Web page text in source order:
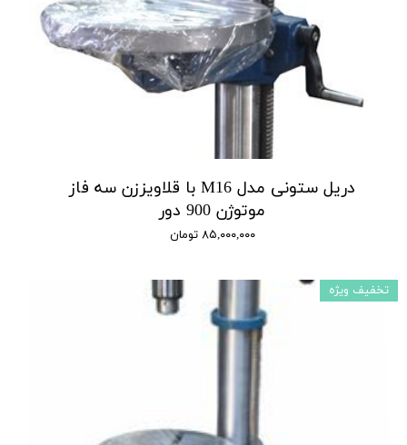
دریل ستونی مدل M16 با قلاویززن سه فاز
موتوژن 900 دور
۸۵,۰۰۰,۰۰۰ تومان
تخفیف ویژه